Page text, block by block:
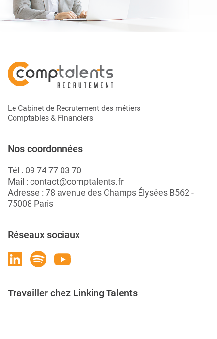
Le Cabinet de Recrutement des métiers
Comptables & Financiers
Nos coordonnées
Tél : 09 74 77 03 70
Mail : contact@comptalents.fr
Adresse : 78 avenue des Champs Élysées B562 -
75008 Paris
Réseaux sociaux
Travailler chez Linking Talents